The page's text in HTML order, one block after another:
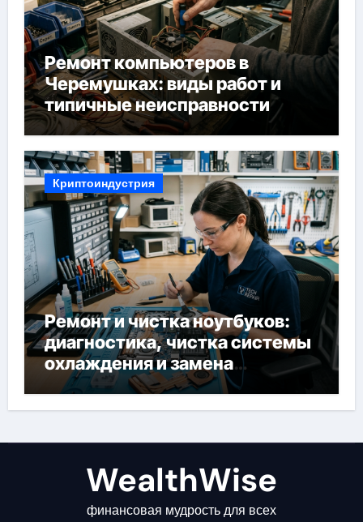
Ремонт компьютеров в
Черемушках: виды работ и
типичные неисправности
Криптоиндустрия
Ремонт и чистка ноутбуков:
диагностика, чистка системы
охлаждения и замена
компонентов
WealthWise
финансовая мудрость для всех